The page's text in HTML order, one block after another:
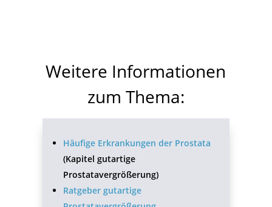
Weitere Informationen
zum Thema:
Häufige Erkrankungen der Prostata
(Kapitel gutartige
Prostatavergrößerung)
Ratgeber gutartige